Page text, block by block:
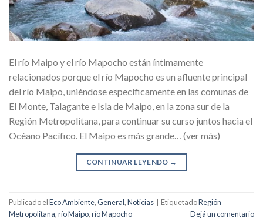
El río Maipo y el río Mapocho están íntimamente
relacionados porque el río Mapocho es un afluente principal
del río Maipo, uniéndose específicamente en las comunas de
El Monte, Talagante e Isla de Maipo, en la zona sur de la
Región Metropolitana, para continuar su curso juntos hacia el
Océano Pacífico. El Maipo es más grande… (ver más)
CONTINUAR LEYENDO →
Publicado elEco Ambiente,General,Noticias EtiquetadoRegión
Metropolitana,río Maipo,río Mapocho Dejá un comentario